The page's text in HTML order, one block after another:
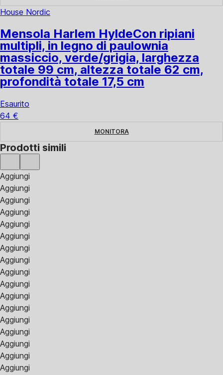
House Nordic
Mensola Harlem HyldeCon ripiani
multipli, in legno di paulownia
massiccio, verde/grigia, larghezza
totale 99 cm, altezza totale 62 cm,
profondità totale 17,5 cm
Esaurito
64 €
MONITORA
Prodotti simili
Aggiungi
Aggiungi
Aggiungi
Aggiungi
Aggiungi
Aggiungi
Aggiungi
Aggiungi
Aggiungi
Aggiungi
Aggiungi
Aggiungi
Aggiungi
Aggiungi
Aggiungi
Aggiungi
Aggiungi